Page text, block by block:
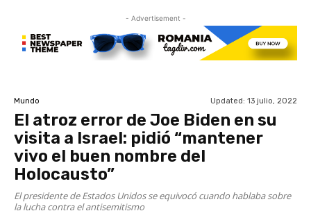
- Advertisement -